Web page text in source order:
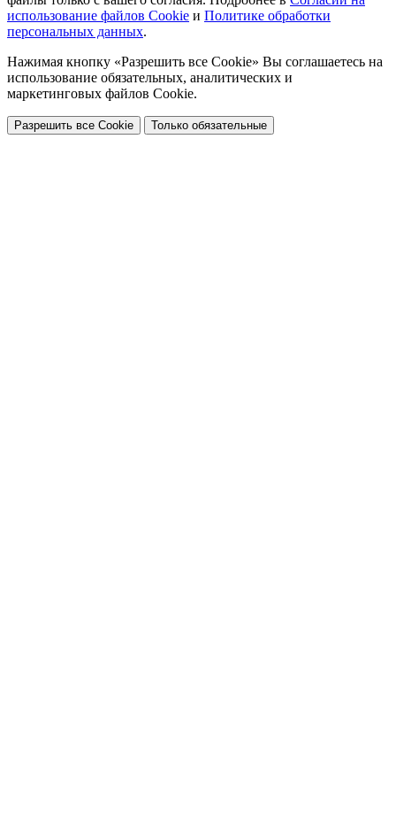
использование файлов Cookie и Политике обработки
персональных данных.
Нажимая кнопку «Разрешить все Cookie» Вы соглашаетесь на
использование обязательных, аналитических и
маркетинговых файлов Cookie.
Разрешить все Cookie Только обязательные